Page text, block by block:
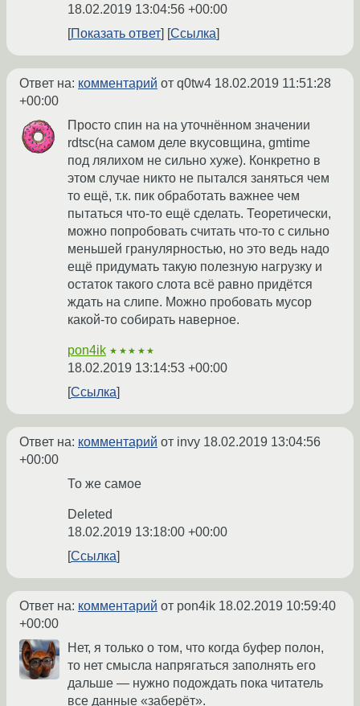
18.02.2019 13:04:56 +00:00
Показать ответ
Ссылка
Ответ на: комментарий от q0tw4 18.02.2019 11:51:28
+00:00
Просто спин на на уточнённом значении
rdtsc(на самом деле вкусовщина, gmtime
под лялихом не сильно хуже). Конкретно в
этом случае никто не пытался заняться чем
то ещё, т.к. пик обработать важнее чем
пытаться что-то ещё сделать. Теоретически,
можно попробовать считать что-то с сильно
меньшей гранулярностью, но это ведь надо
ещё придумать такую полезную нагрузку и
остаток такого слота всё равно придётся
ждать на слипе. Можно пробовать мусор
какой-то собирать наверное.
pon4ik ★★★★★
18.02.2019 13:14:53 +00:00
Ссылка
Ответ на: комментарий от invy 18.02.2019 13:04:56
+00:00
То же самое
Deleted
18.02.2019 13:18:00 +00:00
Ссылка
Ответ на: комментарий от pon4ik 18.02.2019 10:59:40
+00:00
Нет, я только о том, что когда буфер полон,
то нет смысла напрягаться заполнять его
дальше — нужно подождать пока читатель
все данные «заберёт».